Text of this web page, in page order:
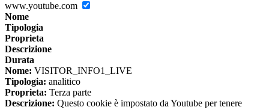
www.youtube.com
Nome
Tipologia
Proprieta
Descrizione
Durata
Nome: VISITOR_INFO1_LIVE
Tipologia: analitico
Proprieta: Terza parte
Descrizione: Questo cookie è impostato da Youtube per tenere